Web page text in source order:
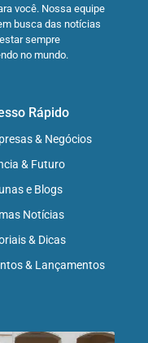
você. Nossa equipe
busca das notícias
sempre
no mundo.
Rápido
& Negócios
& Futuro
e Blogs
Notícias
& Dicas
& Lançamentos